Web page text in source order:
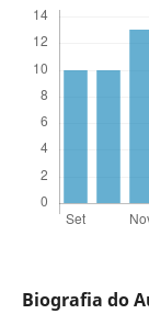
Biografia do